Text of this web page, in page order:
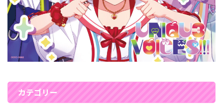
カテゴリー